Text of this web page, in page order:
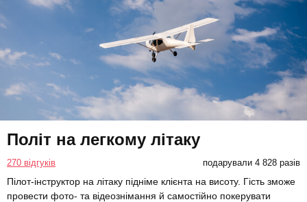
Політ на легкому літаку
270 відгуків подарували 4 828 разів
Пілот-інструктор на літаку підніме клієнта на висоту. Гість зможе
провести фото- та відеознімання й самостійно покерувати